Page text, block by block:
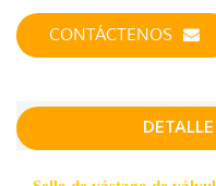
CONTÁCTENOS